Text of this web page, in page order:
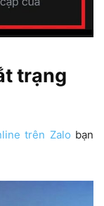
trạng
trên Zalo bạn